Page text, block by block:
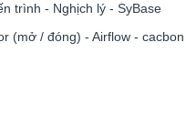
trình - Nghịch lý - SyBase
/ đóng) - Airflow -